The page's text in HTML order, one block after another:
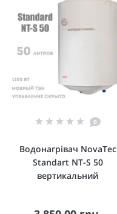
0
Водонагрівач NovaTec
Standart NT-S 50
вертикальний